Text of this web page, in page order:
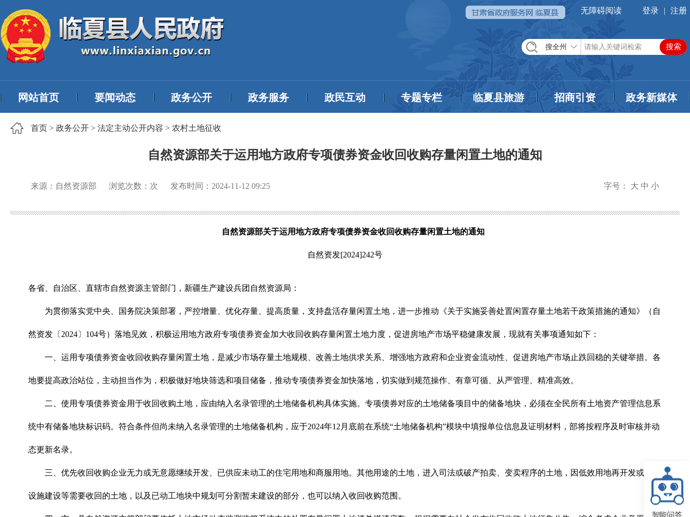
无障碍阅读 登录 | 注册
搜全州
网站首页 要闻动态 政务公开 政务服务 政民互动 专题专栏 临夏县旅游 招商引资 政务新媒体
首页 > 政务公开 > 法定主动公开内容 > 农村土地征收
自然资源部关于运用地方政府专项债券资金收回收购存量闲置土地的通知
来源：自然资源部 浏览次数： 次 发布时间： 2024-11-12 09:25 字号： 大 中 小
自然资源部关于运用地方政府专项债券资金收回收购存量闲置土地的通知
自然资发[2024]242号
各省、自治区、直辖市自然资源主管部门，新疆生产建设兵团自然资源局：
为贯彻落实党中央、国务院决策部署，严控增量、 优化存量、 提高质量 ， 支持盘活存量闲置土地， 进一步推动《关于实施妥善处置闲置存量土地若干政策措施的通知》（自
然资发〔2024〕104号）落地见效， 积极运用地方政府专项债券资金加大收回收购存量闲置土地力度，促进房地产市场平稳健康发展 ，现就有关事项通知如下：
一、运用专项债券资金收回收购存量闲置土地，是减少市场存量土地规模、改善土地供求关系、增强地方政府和企业资金流动性、促进房地产市场止跌回稳的关键举措。各
地要提高政治站位，主动担当作为，积极做好地块筛选和项目储备，推动专项债券资金加快落地，切实做到规范操作、有章可循、从严管理、精准高效。
二、使用专项债券资金用于收回收购土地，应由纳入名录管理的土地储备机构具体实施。专项债券对应的土地储备项目中的储备地块，必须在全民所有土地资产管理信息系
统中有储备地块标识码。符合条件但尚未纳入名录管理的土地储备机构，应于2024年12月底前在系统“土地储备机构”模块中填报单位信息及证明材料，部将按程序及时审核并动
态更新名录。
三、优先收回收购企业无力或无意愿继续开发、已供应未动工的住宅用地和商服用地。其他用途的土地，进入司法或破产拍卖、变卖程序的土地，因低效用地再开发或基础
设施建设等需要收回的土地，以及已动工地块中规划可分割暂未建设的部分，也可以纳入收回收购范围。
智能问答